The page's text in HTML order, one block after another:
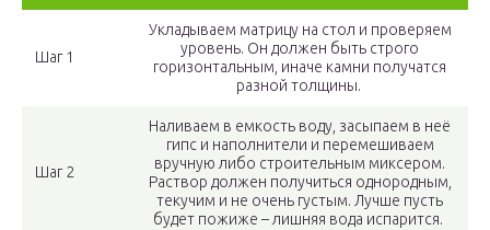
Шаг 1
Укладываем матрицу на стол и проверяем
уровень. Он должен быть строго
горизонтальным, иначе камни получатся
разной толщины.
Шаг 2
Наливаем в емкость воду, засыпаем в неё
гипс и наполнители и перемешиваем
вручную либо строительным миксером.
Раствор должен получиться однородным,
текучим и не очень густым. Лучше пусть
будет пожиже – лишняя вода испарится.